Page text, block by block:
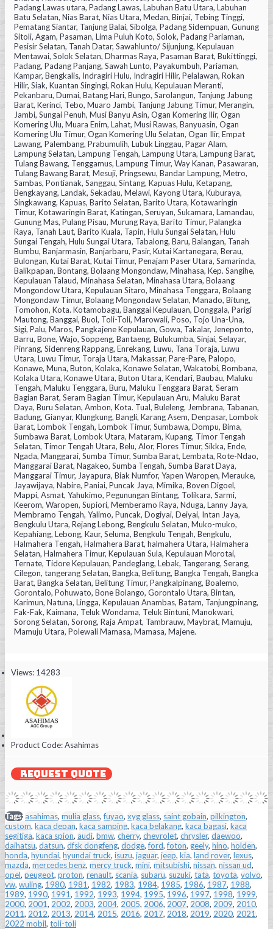
Padang Lawas utara, Padang Lawas, Labuhan Batu Utara, Labuhan
Batu Selatan, Nias Barat, Nias Utara, Medan, Binjai, Tebing Tinggi,
Pematang Siantar, Tanjung Balai, Sibolga, Padang Sidempuan, Gunung
Sitoli, Agam, Pasaman, Lima Puluh Koto, Solok, Padang Pariaman,
Pesisir Selatan, Tanah Datar, Sawahlunto/ Sijunjung, Kepulauan
Mentawai, Solok Selatan, Dharmas Raya, Pasaman Barat, Bukittinggi,
Padang, Padang Panjang, Sawah Lunto, Payakumbuh, Pariaman,
Kampar, Bengkalis, Indragiri Hulu, Indragiri Hilir, Pelalawan, Rokan
Hilir, Siak, Kuantan Singingi, Rokan Hulu, Kepulauan Meranti,
Pekanbaru, Dumai, Batang Hari, Bungo, Sarolangun, Tanjung Jabung
Barat, Kerinci, Tebo, Muaro Jambi, Tanjung Jabung Timur, Merangin,
Jambi, Sungai Penuh, Musi Banyu Asin, Ogan Komering Ilir, Ogan
Komering Ulu, Muara Enim, Lahat, Musi Rawas, Banyuasin, Ogan
Komering Ulu Timur, Ogan Komering Ulu Selatan, Ogan Ilir, Empat
Lawang, Palembang, Prabumulih, Lubuk Linggau, Pagar Alam,
Lampung Selatan, Lampung Tengah, Lampung Utara, Lampung Barat,
Tulang Bawang, Tenggamus, Lampung Timur, Way Kanan, Pasawaran,
Tulang Bawang Barat, Mesuji, Pringsewu, Bandar Lampung, Metro,
Sambas, Pontianak, Sanggau, Sintang, Kapuas Hulu, Ketapang,
Bengkayang, Landak, Sekadau, Melawi, Kayong Utara, Kuburaya,
Singkawang, Kapuas, Barito Selatan, Barito Utara, Kotawaringin
Timur, Kotawaringin Barat, Katingan, Seruyan, Sukamara, Lamandau,
Gunung Mas, Pulang Pisau, Murung Raya, Barito Timur, Palangka
Raya, Tanah Laut, Barito Kuala, Tapin, Hulu Sungai Selatan, Hulu
Sungai Tengah, Hulu Sungai Utara, Tabalong, Baru, Balangan, Tanah
Bumbu, Banjarmasin, Banjarbaru, Pasir, Kutai Kartanegara, Berau,
Bulongan, Kutai Barat, Kutai Timur, Penajam Paser Utara, Samarinda,
Balikpapan, Bontang, Bolaang Mongondaw, Minahasa, Kep. Sangihe,
Kepulauan Talaud, Minahasa Selatan, Minahasa Utara, Bolaang
Mongondow Utara, Kepulauan Sitaro, Minahasa Tenggara, Bolaang
Mongondaw Timur, Bolaang Mongondaw Selatan, Manado, Bitung,
Tomohon, Kota. Kotamobagu, Banggai Kepulauan, Donggala, Parigi
Mautong, Banggai, Buol, Toli-Toli, Marowali, Poso, Tojo Una-Una,
Sigi, Palu, Maros, Pangkajene Kepulauan, Gowa, Takalar, Jeneponto,
Barru, Bone, Wajo, Soppeng, Bantaeng, Bulukumba, Sinjai, Selayar,
Pinrang, Sidenreng Rappang, Enrekang, Luwu, Tana Toraja, Luwu
Utara, Luwu Timur, Toraja Utara, Makassar, Pare-Pare, Palopo,
Konawe, Muna, Buton, Kolaka, Konawe Selatan, Wakatobi, Bombana,
Kolaka Utara, Konawe Utara, Buton Utara, Kendari, Baubau, Maluku
Tengah, Maluku Tenggara, Buru, Maluku Tenggara Barat, Seram
Bagian Barat, Seram Bagian Timur, Kepulauan Aru, Maluku Barat
Daya, Buru Selatan, Ambon, Kota. Tual, Buleleng, Jembrana, Tabanan,
Badung, Gianyar, Klungkung, Bangli, Karang Asem, Denpasar, Lombok
Barat, Lombok Tengah, Lombok Timur, Sumbawa, Dompu, Bima,
Sumbawa Barat, Lombok Utara, Mataram, Kupang, Timor Tengah
Selatan, Timor Tengah Utara, Belu, Alor, Flores Timur, Sikka, Ende,
Ngada, Manggarai, Sumba Timur, Sumba Barat, Lembata, Rote-Ndao,
Manggarai Barat, Nagakeo, Sumba Tengah, Sumba Barat Daya,
Manggarai Timur, Jayapura, Biak Numfor, Yapen Waropen, Merauke,
Jayawijaya, Nabire, Paniai, Puncak Jaya, Mimika, Boven Digoel,
Mappi, Asmat, Yahukimo, Pegunungan Bintang, Tolikara, Sarmi,
Keerom, Waropen, Supiori, Memberamo Raya, Nduga, Lanny Jaya,
Membramo Tengah, Yalimo, Puncak, Dogiyai, Deiyai, Intan Jaya,
Bengkulu Utara, Rejang Lebong, Bengkulu Selatan, Muko-muko,
Kepahiang, Lebong, Kaur, Seluma, Bengkulu Tengah, Bengkulu,
Halmahera Tengah, Halmahera Barat, halmahera Utara, Halmahera
Selatan, Halmahera Timur, Kepulauan Sula, Kepulauan Morotai,
Ternate, Tidore Kepulauan, Pandeglang, Lebak, Tangerang, Serang,
Cilegon, tangerang Selatan, Bangka, Belitung, Bangka Tengah, Bangka
Barat, Bangka Selatan, Belitung Timur, Pangkalpinang, Boalemo,
Gorontalo, Pohuwato, Bone Bolango, Gorontalo Utara, Bintan,
Karimun, Natuna, Lingga, Kepulauan Anambas, Batam, Tanjungpinang,
Fak-Fak, Kaimana, Teluk Wondama, Teluk Bintuni, Manokwari,
Sorong Selatan, Sorong, Raja Ampat, Tambrauw, Maybrat, Mamuju,
Mamuju Utara, Polewali Mamasa, Mamasa, Majene.
Views: 14283
Product Code:Asahimas
REQUEST QUOTE
Tags:asahimas, mulia glass,fuyao, xyg glass, saint gobain, pilkington,
custom, kaca depan, kaca samping, kaca belakang, kaca bagasi, kaca
segitiga, kaca spion, audi, bmw, cherry, chevrolet, chrysler, daewoo,
daihatsu, datsun, dfsk dongfeng, dodge,ford,foton, geely, hino, holden,
honda, hyundai, hyundai truck, isuzu, jaguar, jeep, kia, land rover, lexus,
mazda, mercedes benz, mercy truck, mini, mitsubishi, nissan, nissan ud,
opel, peugeot, proton, renault, scania, subaru, suzuki, tata, toyota, volvo,
vw, wuling, 1980, 1981, 1982, 1983, 1984, 1985, 1986, 1987, 1988,
1989, 1990, 1991, 1992, 1993, 1994, 1995, 1996, 1997, 1998, 1999,
2000, 2001, 2002, 2003, 2004, 2005, 2006, 2007, 2008, 2009, 2010,
2011, 2012, 2013, 2014, 2015, 2016, 2017, 2018, 2019, 2020, 2021,
2022 mobil, toli-toli